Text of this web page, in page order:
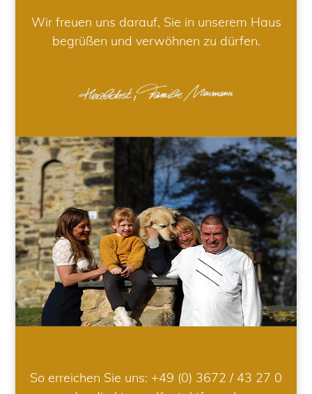
Wir freuen uns darauf, Sie in unserem Haus
begrüßen und verwöhnen zu dürfen.
So erreichen Sie uns: +49 (0) 3672 / 43 27 0